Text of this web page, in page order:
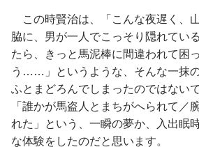
この時賢治は、「こんな夜遅く、
脇に、男が一人でこっそり隠れてい
たら、きっと馬泥棒に間違われて困
う……」というような、そんな一抹の
ふとまどろんでしまったのではない
「誰かが馬盗人とまちがへられて／
れた」という、一瞬の夢か、入出眠
な体験をしたのだと思います。